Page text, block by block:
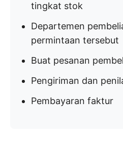
tingkat stok
Departemen
permintaan tersebut
Buat pesanan
Pengiriman dan
Pembayaran faktur